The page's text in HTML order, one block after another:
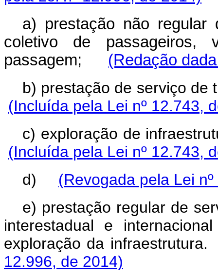
a) prestação não regular
coletivo de
passagem; (Redação
b) prestação de
(Incluída pela Lei nº 12.743,
c) exploração de
(Incluída pela Lei nº 12.743,
d) (Revogada pela Lei
e) prestação regular de
interestadual e
exploração da
12.996, de 2014)